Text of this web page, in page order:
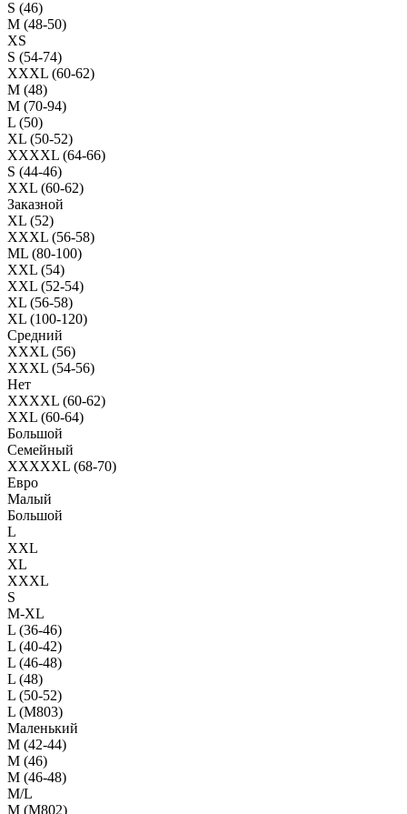
S (46)
M (48-50)
XS
S (54-74)
XXXL (60-62)
M (48)
M (70-94)
L (50)
XL (50-52)
XXXXL (64-66)
S (44-46)
XXL (60-62)
Заказной
XL (52)
XXXL (56-58)
ML (80-100)
XXL (54)
XXL (52-54)
XL (56-58)
XL (100-120)
Средний
XXXL (56)
XXXL (54-56)
Нет
XXXXL (60-62)
XXL (60-64)
Большой
Семейный
XXXXXL (68-70)
Евро
Малый
Большой
L
XXL
XL
XXXL
S
M-XL
L (36-46)
L (40-42)
L (46-48)
L (48)
L (50-52)
L (M803)
Маленький
М (42-44)
M (46)
M (46-48)
M/L
M (M802)